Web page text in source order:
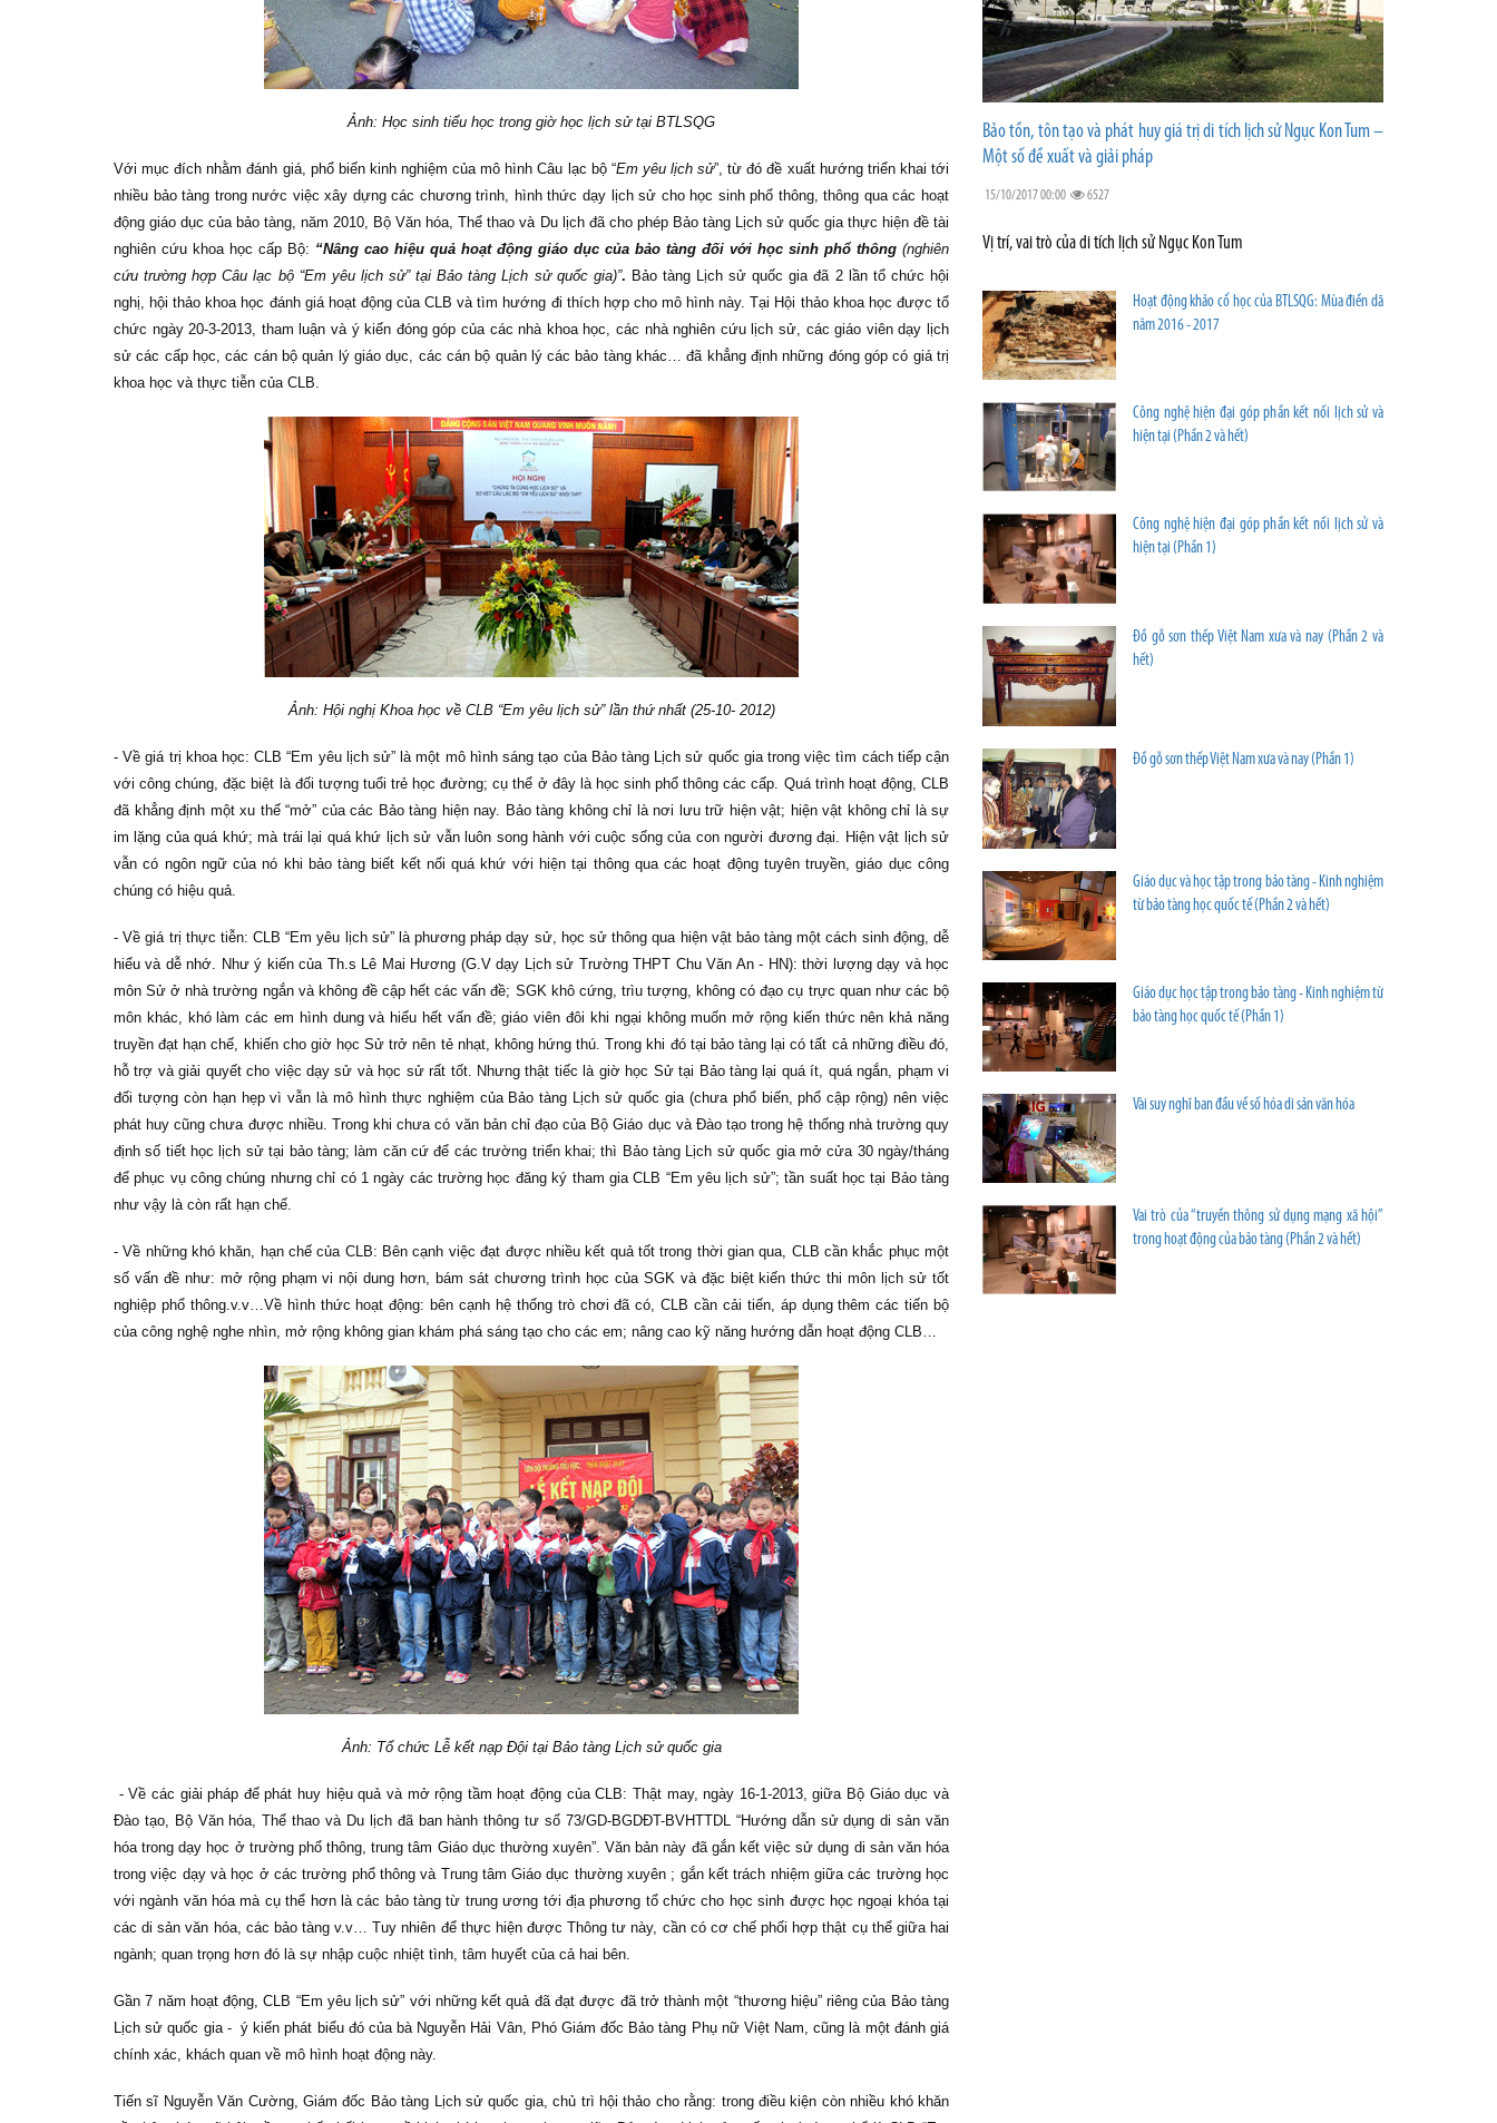
Ảnh: Học sinh tiểu học trong giờ học lịch sử tại BTLSQG
Với mục đích nhằm đánh giá, phổ biến kinh nghiệm của mô hình Câu lạc bộ “Em yêu lịch sử”, từđó đề xuất hướng triển khai tới
nhiều bảo tàng trong nước việc xây dựng các chương trình, hình thức dạy lịch sử cho học sinh phổ thông, thông qua các hoạt
động giáo dục của bảo tàng, năm 2010, Bộ Văn hóa, Thể thao và Du lịch đã cho phép Bảo tàng Lịch sử quốc gia thực hiện đề tài
nghiên cứu khoa học cấp Bộ: “Nâng cao hiệu quả hoạt động giáo dục của bảo tàng đối với học sinh phổ thông (nghiên
cứu trường hợp Câu lạc bộ “Em yêu lịch sử” tại Bảo tàng Lịch sử quốc gia)”. Bảo tàng Lịch sử quốc gia đã 2 lần tổ chức hội
nghị, hội thảo khoa học đánh giá hoạt động của CLB và tìm hướng đi thích hợp cho mô hình này. Tại Hội thảo khoa học được tổ
chức ngày 20-3-2013, tham luận và ý kiến đóng góp của các nhà khoa học, các nhà nghiên cứu lịch sử, các giáo viên dạy lịch
sử các cấp học, các cán bộ quản lý giáo dục, các cán bộ quản lý các bảo tàng khác… đã khẳng định những đóng góp có giá trị
khoa học và thực tiễn của CLB.
Ảnh: Hội nghị Khoa học về CLB “Em yêu lịch sử” lần thứ nhất (25-10- 2012)
- Về giá trị khoa học: CLB “Em yêu lịch sử” là một mô hình sáng tạo của Bảo tàng Lịch sử quốc gia trong việc tìm cách tiếp cận
với công chúng, đặc biệt là đối tượng tuổi trẻ học đường; cụ thể ở đây là học sinh phổ thông các cấp. Quá trình hoạt động, CLB
đã khẳng định một xu thế “mở” của các Bảo tàng hiện nay. Bảo tàng không chỉ là nơi lưu trữ hiện vật; hiện vật không chỉ là sự
im lặng của quá khứ; mà trái lại quá khứ lịch sử vẫn luôn song hành với cuộc sống của con người đương đại. Hiện vật lịch sử
vẫn có ngôn ngữ của nó khi bảo tàng biết kết nối quá khứ với hiện tại thông qua các hoạt động tuyên truyền, giáo dục công
chúng có hiệu quả.
- Về giá trị thực tiễn: CLB “Em yêu lịch sử” là phương pháp dạy sử, học sử thông qua hiện vật bảo tàng một cách sinh động, dễ
hiểu và dễ nhớ. Như ý kiến của Th.s Lê Mai Hương (G.V dạy Lịch sử Trường THPT Chu Văn An - HN): thời lượng dạy và học
môn Sử ở nhà trường ngắn và không đề cập hết các vấn đề; SGK khô cứng, trìu tượng, không có đạo cụ trực quan như các bộ
môn khác, khó làm các em hình dung và hiểu hết vấn đề; giáo viên đôi khi ngại không muốn mở rộng kiến thức nên khả năng
truyền đạt hạn chế, khiến cho giờ học Sử trở nên tẻ nhạt, không hứng thú. Trong khi đó tại bảo tàng lại có tất cả những điều đó,
hỗ trợ và giải quyết cho việc dạy sử và học sử rất tốt. Nhưng thật tiếc là giờ học Sử tại Bảo tàng lại quá ít, quá ngắn, phạm vi
đối tượng còn hạn hẹp vì vẫn là mô hình thực nghiệm của Bảo tàng Lịch sử quốc gia (chưa phổ biến, phổ cập rộng) nên việc
phát huy cũng chưa được nhiều. Trong khi chưa có văn bản chỉ đạo của Bộ Giáo dục và Đào tạo trong hệ thống nhà trường quy
định số tiết học lịch sử tại bảo tàng; làm căn cứ để các trường triển khai; thì Bảo tàng Lịch sử quốc gia mở cửa 30 ngày/tháng
để phục vụ công chúng nhưng chỉ có 1 ngày các trường học đăng ký tham gia CLB “Em yêu lịch sử”; tần suất học tại Bảo tàng
như vậy là còn rất hạn chế.
- Về những khó khăn, hạn chế của CLB: Bên cạnh việc đạt được nhiều kết quả tốt trong thời gian qua, CLB cần khắc phục một
số vấn đề như: mở rộng phạm vi nội dung hơn, bám sát chương trình học của SGK và đặc biệt kiến thức thi môn lịch sử tốt
nghiệp phổ thông.v.v…Về hình thức hoạt động: bên cạnh hệ thống trò chơi đã có, CLB cần cải tiến, áp dụng thêm các tiến bộ
của công nghệ nghe nhìn, mở rộng không gian khám phá sáng tạo cho các em; nâng cao kỹ năng hướng dẫn hoạt động CLB…
Ảnh: Tổ chức Lễ kết nạp Đội tại Bảo tàng Lịch sử quốc gia
- Về các giải pháp để phát huy hiệu quả và mở rộng tầm hoạt động của CLB: Thật may, ngày 16-1-2013, giữa Bộ Giáo dục và
Đào tạo, Bộ Văn hóa, Thể thao và Du lịch đã ban hành thông tư số 73/GD-BGDĐT-BVHTTDL “Hướng dẫn sử dụng di sản văn
hóa trong dạy học ở trường phổ thông, trung tâm Giáo dục thường xuyên”. Văn bản này đã gắn kết việc sử dụng di sản văn hóa
trong việc dạy và học ở các trường phổ thông và Trung tâm Giáo dục thường xuyên ; gắn kết trách nhiệm giữa các trường học
với ngành văn hóa mà cụ thể hơn là các bảo tàng từ trung ương tới địa phương tổ chức cho học sinh được học ngoại khóa tại
các di sản văn hóa, các bảo tàng v.v… Tuy nhiên để thực hiện được Thông tư này, cần có cơ chế phối hợp thật cụ thể giữa hai
ngành; quan trọng hơn đó là sự nhập cuộc nhiệt tình, tâm huyết của cả hai bên.
Gần 7 năm hoạt động, CLB “Em yêu lịch sử” với những kết quả đã đạt được đã trở thành một “thương hiệu” riêng của Bảo tàng
Lịch sử quốc gia - ý kiến phát biểu đó của bà Nguyễn Hải Vân, Phó Giám đốc Bảo tàng Phụ nữ Việt Nam, cũng là một đánh giá
chính xác, khách quan về mô hình hoạt động này.
Tiến sĩ Nguyễn Văn Cường, Giám đốc Bảo tàng Lịch sử quốc gia, chủ trì hội thảo cho rằng: trong điều kiện còn nhiều khó khăn
Bảo tồn, tôn tạo và phát huy giá trị di tích lịch sử Ngục Kon Tum –
Một số đề xuất và giải pháp
15/10/2017 00:00 6527
Vị trí, vai trò của di tích lịch sử Ngục Kon Tum
Hoạt động khảo cổ học của BTLSQG: Mùa điền dã
năm 2016 - 2017
Công nghệ hiện đại góp phần kết nối lịch sử và
hiện tại (Phần 2 và hết)
Công nghệ hiện đại góp phần kết nối lịch sử và
hiện tại (Phần 1)
Đồ gỗ sơn thếp Việt Nam xưa và nay (Phần 2 và
hết)
Đồ gỗ sơn thếp Việt Nam xưa và nay (Phần 1)
Giáo dục và học tập trong bảo tàng - Kinh nghiệm
từ bảo tàng học quốc tế (Phần 2 và hết)
Giáo dục học tập trong bảo tàng - Kinh nghiệm từ
bảo tàng học quốc tế (Phần 1)
Vài suy nghĩ ban đầu về số hóa di sản văn hóa
Vai trò của “truyền thông sử dụng mạng xã hội”
trong hoạt động của bảo tàng (Phần 2 và hết)